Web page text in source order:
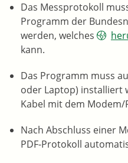
Das Messprotokoll
Programm der
werden, welches
kann.
Das Programm muss
oder Laptop) installiert
Kabel mit dem
Nach Abschluss einer
PDF-Protokoll